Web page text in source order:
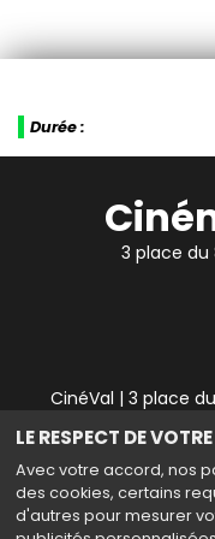
LE RESPECT DE
Avec votre accord, nos
des cookies, certains
d'autres pour mesurer
Durée :
3 place du
CinéVal | 3 place
|Mentions légales|